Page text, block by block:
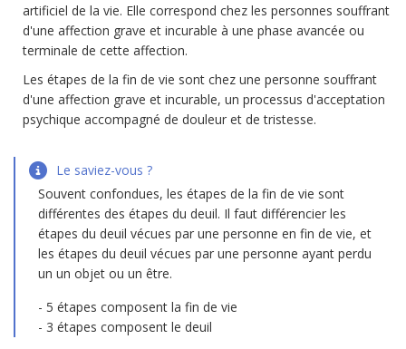
artificiel de la vie. Elle correspond chez les personnes souffrant
d'une affection grave et incurable à une phase avancée ou
terminale de cette affection.
Les étapes de la fin de vie sont chez une personne souffrant
d'une affection grave et incurable, un processus d'acceptation
psychique accompagné de douleur et de tristesse.
Le saviez-vous ?
Souvent confondues, les étapes de la fin de vie sont
différentes des étapes du deuil. Il faut différencier les
étapes du deuil vécues par une personne en fin de vie, et
les étapes du deuil vécues par une personne ayant perdu
un un objet ou un être.
5 étapes composent la fin de vie
3 étapes composent le deuil